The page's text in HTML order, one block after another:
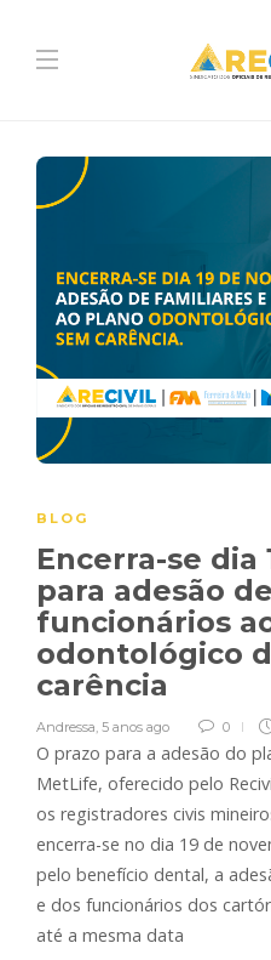
BLOG
Encerra-se dia
para adesão
funcionários
odontológico
carência
Andressa, 5 anos ago 0
O prazo para a adesão do
MetLife, oferecido pelo
os registradores civis
encerra-se no dia 19 de
pelo benefício dental, a
e dos funcionários dos
até a mesma data